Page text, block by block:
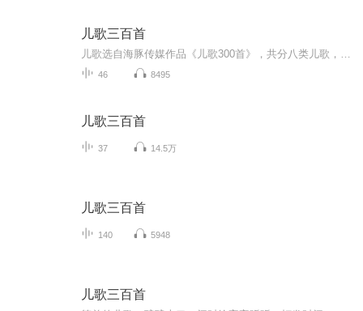
儿歌三百首
46 8495
儿歌三百首
37 14.5万
儿歌三百首
140 5948
儿歌三百首